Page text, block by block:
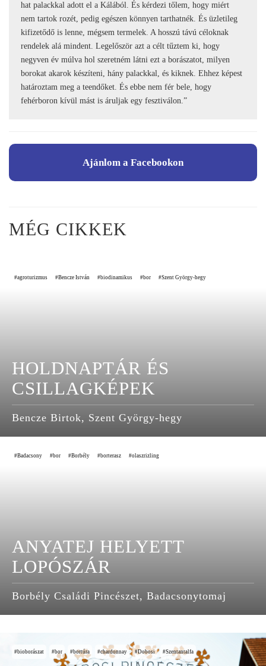
hat palackkal adott el a Kálából. És kérdezi tőlem, hogy miért
nem tartok rozét, pedig egészen könnyen tarthatnék. És üzletileg
kifizetődő is lenne, mégsem termelek. A hosszú távú céloknak
rendelek alá mindent. Legelőször azt a célt tűztem ki, hogy
negyven év múlva hol szeretném látni ezt a borászatot, milyen
borokat akarok készíteni, hány palackkal, és kiknek. Ehhez képest
határoztam meg a teendőket. És ebbe nem fér bele, hogy
fehérboron kívül mást is áruljak egy fesztiválon.”
Ajánlom a Facebookon
MÉG CIKKEK
agroturizmus Bencze István biodinamikus bor Szent György-hegy
HOLDNAPTÁR ÉS
CSILLAGKÉPEK
Bencze Birtok, Szent György-hegy
Badacsony bor Borbély borterasz olaszrizling
ANYATEJ HELYETT
LOPÓSZÁR
Borbély Családi Pincészet, Badacsonytomaj
bioborászat bor bortúra chardonnay Dobosi Szentantalfa